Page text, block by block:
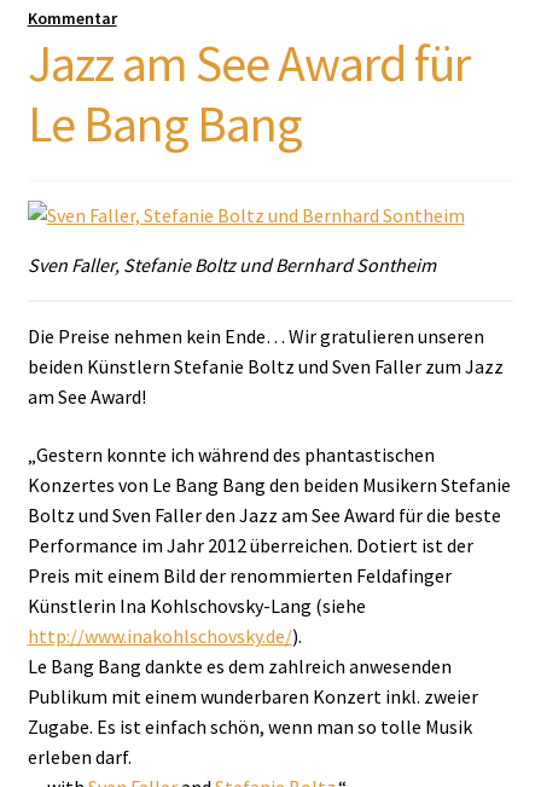
Kommentar
Jazz am See Award für
Le Bang Bang
Sven Faller, Stefanie Boltz und Bernhard Sontheim
Die Preise nehmen kein Ende… Wir gratulieren unseren
beiden Künstlern Stefanie Boltz und Sven Faller zum Jazz
am See Award!
„Gestern konnte ich während des phantastischen
Konzertes von Le Bang Bang den beiden Musikern Stefanie
Boltz und Sven Faller den Jazz am See Award für die beste
Performance im Jahr 2012 überreichen. Dotiert ist der
Preis mit einem Bild der renommierten Feldafinger
Künstlerin Ina Kohlschovsky-Lang (siehe
http://www.inakohlschovsky.de/).
Le Bang Bang dankte es dem zahlreich anwesenden
Publikum mit einem wunderbaren Konzert inkl. zweier
Zugabe. Es ist einfach schön, wenn man so tolle Musik
erleben darf.